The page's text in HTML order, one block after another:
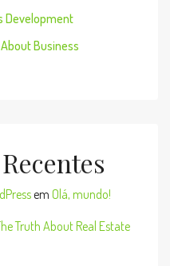
Development
Business
em Olá, mundo!
Truth About Real Estate